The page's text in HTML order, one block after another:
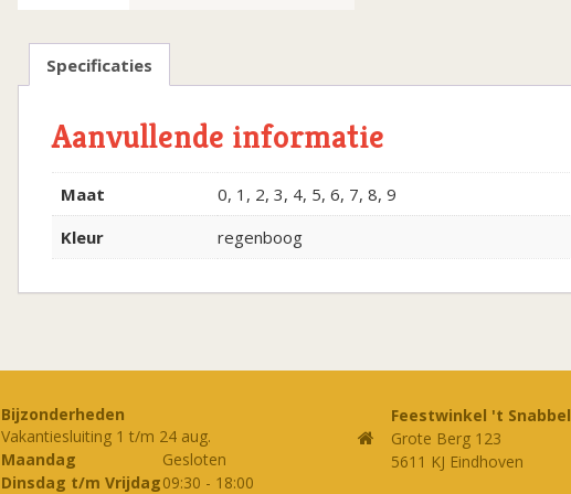
Specificaties
Aanvullende informatie
Maat
0, 1, 2, 3, 4, 5, 6, 7, 8, 9
Kleur
regenboog
Bijzonderheden
Vakantiesluiting 1 t/m 24 aug.
Maandag
Gesloten
Dinsdag t/m Vrijdag09:30 - 18:00
Feestwinkel 't
Grote Berg 123
5611 KJ Eindhoven